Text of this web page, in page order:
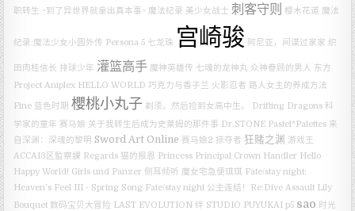
职转生 ~到了异世界就拿出真本事~ 魔法纪录 美少女战士 刺客守则 樱木花道 魔法
纪录:魔法少女小圆外传 Persona 5 七龙珠 宫崎骏 阿尼亚，间谍过家家 织
田肉桂信长 排球少年 灌篮高手 魔神英雄传 七魂的龙神丸 众神眷顾的男人 东方
Project Aniplex HELLO WORLD 巧克力与香子兰 火影忍者 路人女主的养成方法
Fine 蓝色时期 櫻桃小丸子 剃须。然后捡到女高中生。 Drifting Dragons 科
学家的童年 赛马娘 关于我转生后成为史莱姆的那件事 Dr.STONE Pastel*Palettes 来
自深渊：深魂的黎明 Sword Art Online 赛马娘2 掠夺者 狂赌之渊 游戏王
ACCA13区監察課 Regards 猫的报恩 Princess Principal Crown Handler Hello
Happy World! Girls und Panzer 侧耳倾听 魔女宅急便琪琪 Fate/stay night:
Heaven’s Feel III - Spring Song Fate/stay night 公主连结！Re:Dive Assault Lily
Bouquet 数码宝贝大冒险 LAST EVOLUTION 绊 STUDIO PUYUKAI p5 sao 时光